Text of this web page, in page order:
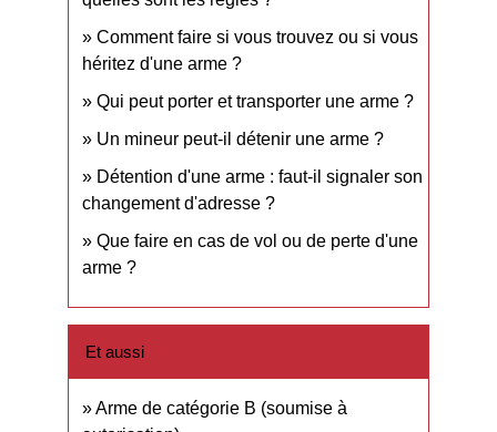
Comment faire si vous trouvez ou si vous
héritez d'une arme ?
Qui peut porter et transporter une arme ?
Un mineur peut-il détenir une arme ?
Détention d'une arme : faut-il signaler son
changement d'adresse ?
Que faire en cas de vol ou de perte d'une
arme ?
Et aussi
Arme de catégorie B (soumise à